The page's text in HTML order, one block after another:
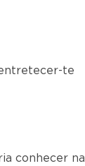
te
conhecer na